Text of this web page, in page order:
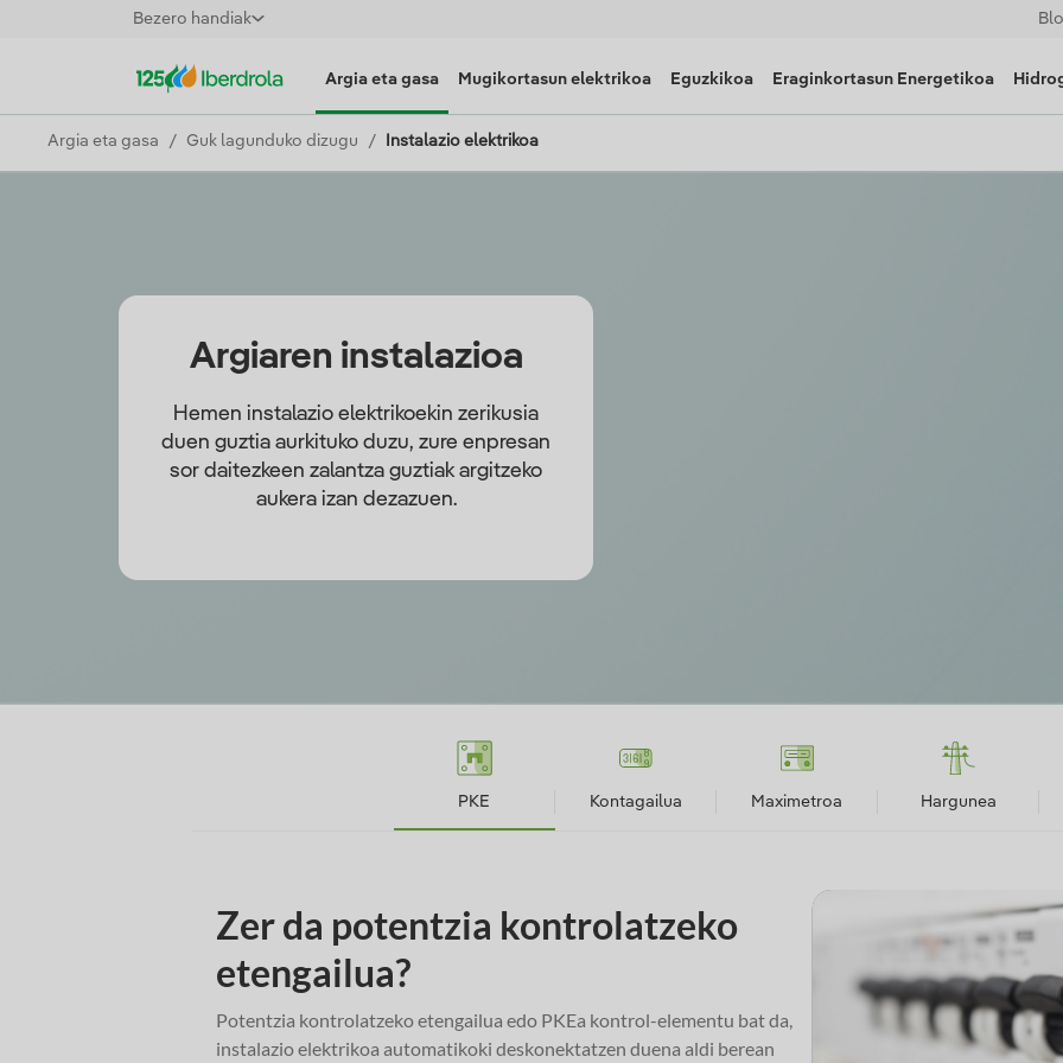
Bezero handiak
Argia eta gasa Mugikortasun elektrikoa Eguzkikoa Eraginkortasun Energetikoa
Argia eta gasa Guk lagunduko dizugu Instalazio elektrikoa
Argiaren instalazioa
Hemen instalazio elektrikoekin zerikusia
duen guztia aurkituko duzu, zure enpresan
sor daitezkeen zalantza guztiak argitzeko
aukera izan dezazuen.
PKE Kontagailua Maximetroa Hargunea
Zer da potentzia kontrolatzeko
etengailua?
Potentzia kontrolatzeko etengailua edo PKEa kontrol-elementu bat da,
instalazio elektrikoa automatikoki deskonektatzen duena aldi berean